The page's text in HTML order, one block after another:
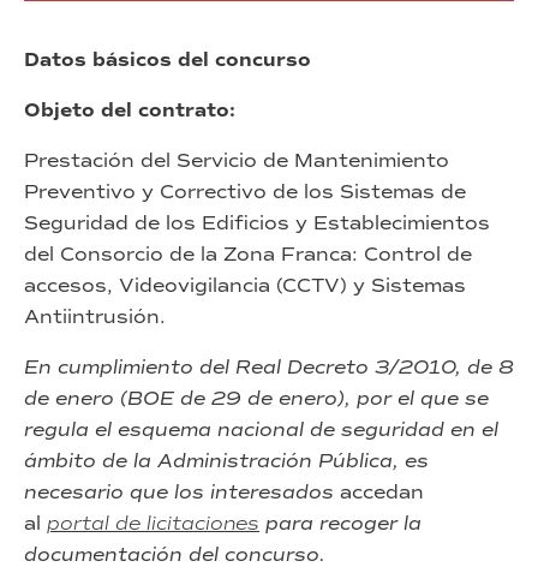
Datos básicos del concurso
Objeto del contrato:
Prestación del Servicio de Mantenimiento
Preventivo y Correctivo de los Sistemas de
Seguridad de los Edificios y Establecimientos
del Consorcio de la Zona Franca: Control de
accesos, Videovigilancia (CCTV) y Sistemas
Antiintrusión.
En cumplimiento del Real Decreto 3/2010, de 8
de enero (BOE de 29 de enero), por el que se
regula el esquema nacional de seguridad en el
ámbito de la Administración Pública, es
necesario que los interesados accedan
al portal de licitaciones para recoger la
documentación del concurso.